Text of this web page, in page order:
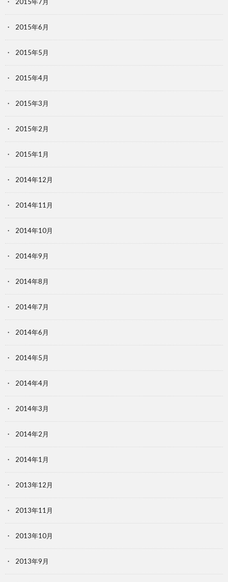
2015年6月
2015年5月
2015年4月
2015年3月
2015年2月
2015年1月
2014年12月
2014年11月
2014年10月
2014年9月
2014年8月
2014年7月
2014年6月
2014年5月
2014年4月
2014年3月
2014年2月
2014年1月
2013年12月
2013年11月
2013年10月
2013年9月